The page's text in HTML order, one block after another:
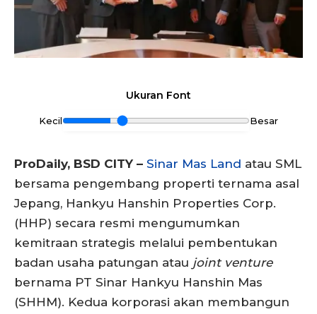
Ukuran Font
Kecil Besar
ProDaily, BSD CITY – Sinar Mas Land atau SML
bersama pengembang properti ternama asal
Jepang, Hankyu Hanshin Properties Corp.
(HHP) secara resmi mengumumkan
kemitraan strategis melalui pembentukan
badan usaha patungan atau joint venture
bernama PT Sinar Hankyu Hanshin Mas
(SHHM). Kedua korporasi akan membangun